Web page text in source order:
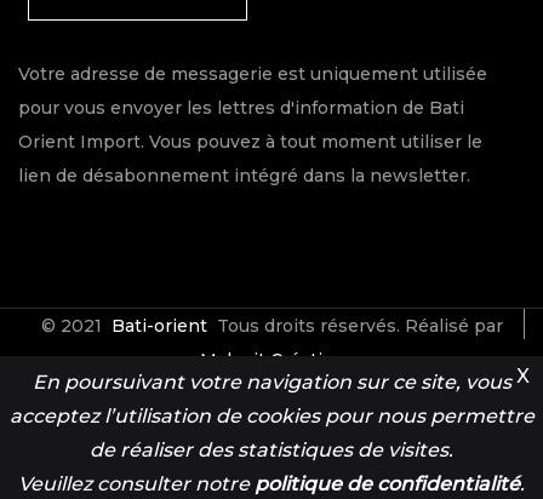
Votre adresse de messagerie est uniquement utilisée
pour vous envoyer les lettres d'information de Bati
Orient Import. Vous pouvez à tout moment utiliser le
lien de désabonnement intégré dans la newsletter.
© 2021 Bati-orient Tous droits réservés. Réalisé par
Make it Créative
Contact Espace Pro
En poursuivant votre navigation sur ce site, vous
acceptez l’utilisation de cookies pour nous permettre
de réaliser des statistiques de visites.
Veuillez consulter notre politique de confidentialité.
X